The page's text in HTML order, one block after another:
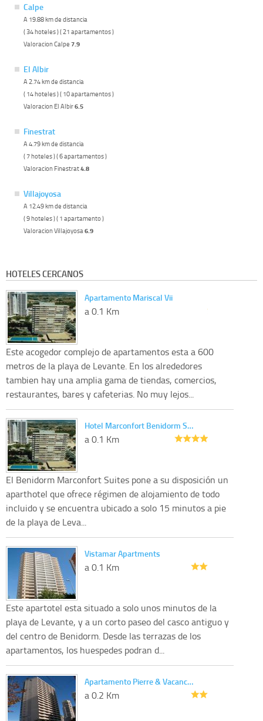
Calpe
A 19.88 km de distancia
( 34 hoteles ) ( 21 apartamentos )
Valoracion Calpe 7.9
El Albir
A 2.74 km de distancia
( 14 hoteles ) ( 10 apartamentos )
Valoracion El Albir6.5
Finestrat
A 4.79 km de distancia
( 7 hoteles ) ( 6 apartamentos )
Valoracion Finestrat4.8
Villajoyosa
A 12.49 km de distancia
( 9 hoteles ) ( 1 apartamento )
Valoracion Villajoyosa6.9
HOTELES CERCANOS
Apartamento Mariscal Vii
a 0.1 Km
Este acogedor complejo de apartamentos esta a 600
metros de la playa de Levante. En los alrededores
tambien hay una amplia gama de tiendas, comercios,
restaurantes, bares y cafeterias. No muy lejos...
Hotel Marconfort Benidorm S…
a 0.1 Km
El Benidorm Marconfort Suites pone a su disposición un
aparthotel que ofrece régimen de alojamiento de todo
incluido y se encuentra ubicado a solo 15 minutos a pie
de la playa de Leva...
Vistamar Apartments
a 0.1 Km
Este apartotel esta situado a solo unos minutos de la
playa de Levante, y a un corto paseo del casco antiguo y
del centro de Benidorm. Desde las terrazas de los
apartamentos, los huespedes podran d...
Apartamento Pierre & Vacanc…
a 0.2 Km